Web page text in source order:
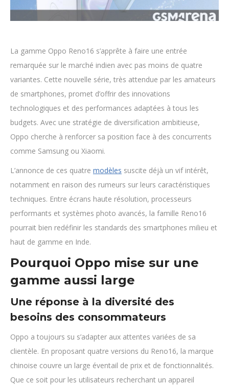
La gamme Oppo Reno16 s’apprête à faire une entrée
remarquée sur le marché indien avec pas moins de quatre
variantes. Cette nouvelle série, très attendue par les amateurs
de smartphones, promet d’offrir des innovations
technologiques et des performances adaptées à tous les
budgets. Avec une stratégie de diversification ambitieuse,
Oppo cherche à renforcer sa position face à des concurrents
comme Samsung ou Xiaomi.
L’annonce de ces quatre modèles suscite déjà un vif intérêt,
notamment en raison des rumeurs sur leurs caractéristiques
techniques. Entre écrans haute résolution, processeurs
performants et systèmes photo avancés, la famille Reno16
pourrait bien redéfinir les standards des smartphones milieu et
haut de gamme en Inde.
Pourquoi Oppo mise sur une
gamme aussi large
Une réponse à la diversité des
besoins des consommateurs
Oppo a toujours su s’adapter aux attentes variées de sa
clientèle. En proposant quatre versions du Reno16, la marque
chinoise couvre un large éventail de prix et de fonctionnalités.
Que ce soit pour les utilisateurs recherchant un appareil